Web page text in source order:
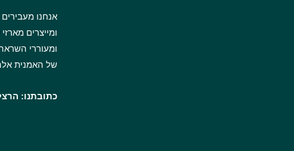
אנחנו מעבירים
ומייצרים
של האמנית
כתובתנו: הרצל 108 תל